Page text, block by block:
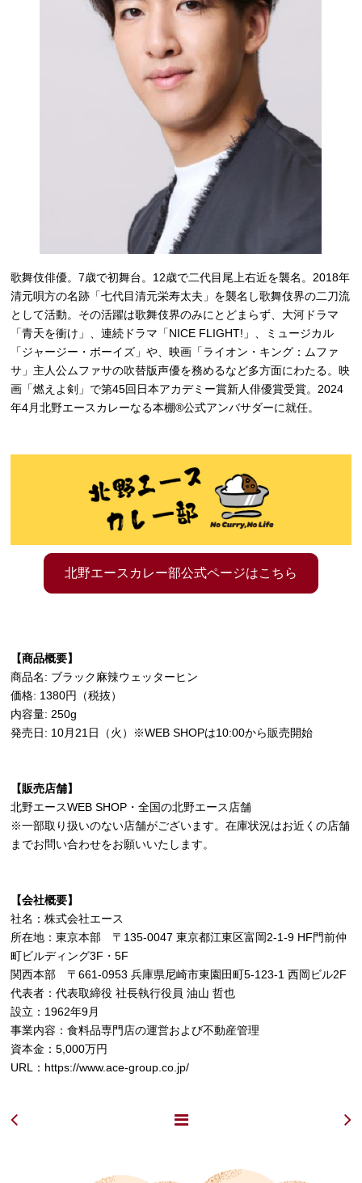
歌舞伎俳優。7歳で初舞台。12歳で二代目尾上右近を襲名。2018年
清元唄方の名跡「七代目清元栄寿太夫」を襲名し歌舞伎界の二刀流
として活動。その活躍は歌舞伎界のみにとどまらず、大河ドラマ
「青天を衝け」、連続ドラマ「NICE FLIGHT!」、ミュージカル
「ジャージー・ボーイズ」や、映画「ライオン・キング：ムファ
サ」主人公ムファサの吹替版声優を務めるなど多方面にわたる。映
画「燃えよ剣」で第45回日本アカデミー賞新人俳優賞受賞。2024
年4月北野エースカレーなる本棚®公式アンバサダーに就任。
北野エースカレー部公式ページはこちら
【商品概要】
商品名: ブラック麻辣ウェッターヒン
価格: 1380円（税抜）
内容量: 250g
発売日: 10月21日（火）※WEB SHOPは10:00から販売開始
【販売店舗】
北野エースWEB SHOP・全国の北野エース店舗
※一部取り扱いのない店舗がございます。在庫状況はお近くの店舗
までお問い合わせをお願いいたします。
【会社概要】
社名：株式会社エース
所在地：東京本部 〒135-0047 東京都江東区富岡2-1-9 HF門前仲
町ビルディング3F・5F
関西本部 〒661-0953 兵庫県尼崎市東園田町5-123-1 西岡ビル2F
代表者：代表取締役 社長執行役員 油山 哲也
設立：1962年9月
事業内容：食料品専門店の運営および不動産管理
資本金：5,000万円
URL： https://www.ace-group.co.jp/